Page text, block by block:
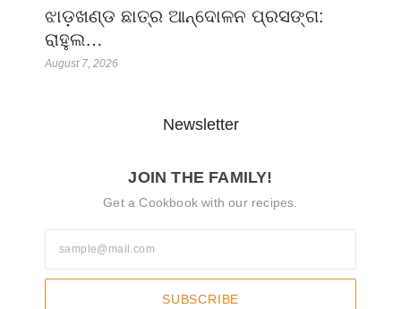
ଝାଡ଼ଖଣ୍ଡ ଛାତ୍ର ଆନ୍ଦୋଳନ ପ୍ରସଙ୍ଗ:
ରାହୁଲ…
August 7, 2026
Newsletter
JOIN THE FAMILY!
Get a Cookbook with our recipes.
SUBSCRIBE